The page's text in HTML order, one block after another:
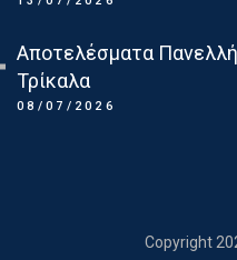
Αποτελέσματα
Τρίκαλα
08/07/2026
Copyright